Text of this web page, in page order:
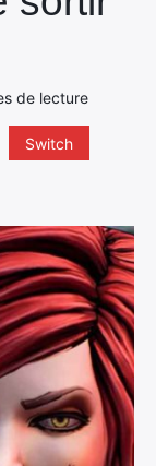
de lecture
Switch